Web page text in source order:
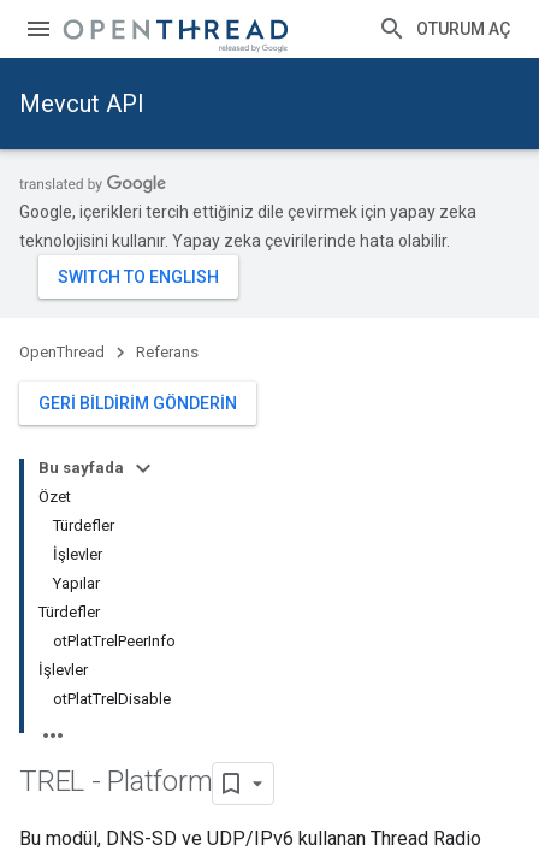
OTURUM AÇ
Mevcut API
Google, içerikleri tercih ettiğiniz dile çevirmek için yapay zeka
teknolojisini kullanır. Yapay zeka çevirilerinde hata olabilir.
OpenThread Referans
GERI BILDIRIM GÖNDERIN
Bu sayfada
Özet
Türdefler
İşlevler
Yapılar
Türdefler
otPlatTrelPeerInfo
İşlevler
otPlatTrelDisable
TREL - Platform
Bu modül, DNS-SD ve UDP/IPv6 kullanan Thread Radio